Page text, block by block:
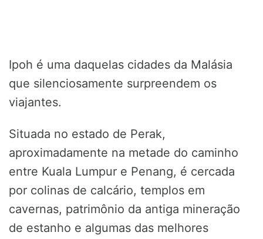
Ipoh é uma daquelas cidades da Malásia
que silenciosamente surpreendem os
viajantes.
Situada no estado de Perak,
aproximadamente na metade do caminho
entre Kuala Lumpur e Penang, é cercada
por colinas de calcário, templos em
cavernas, patrimônio da antiga mineração
de estanho e algumas das melhores